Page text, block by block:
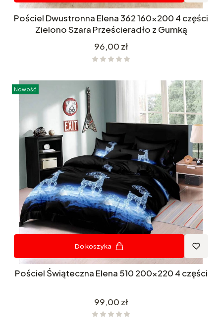
Pościel Dwustronna Elena 362 160x200 4 części
Zielono Szara Prześcieradło z Gumką
Cena
96,00 zł
Nowość
Do koszyka
Pościel Świąteczna Elena 510 200x220 4 części
Cena
99,00 zł